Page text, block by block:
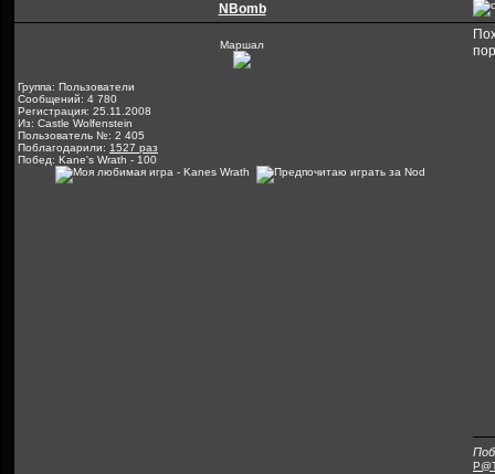
NBomb
Маршал
Группа: Пользователи
Сообщений: 4 780
Регистрация: 25.11.2008
Из: Castle Wolfenstein
Пользователь №: 2 405
Поблагодарили: 1527 раз
Побед: Kane's Wrath - 100